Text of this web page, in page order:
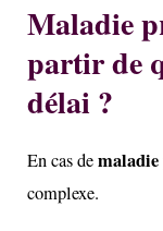
Maladie
partir de
délai ?
En cas demaladie
complexe.